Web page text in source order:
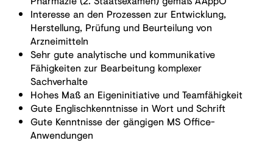
Interesse an den Prozessen zur Entwicklung,
Herstellung, Prüfung und Beurteilung von
Arzneimitteln
Sehr gute analytische und kommunikative
Fähigkeiten zur Bearbeitung komplexer
Sachverhalte
Hohes Maß an Eigeninitiative und Teamfähigkeit
Gute Englischkenntnisse in Wort und Schrift
Gute Kenntnisse der gängigen MS Office-
Anwendungen